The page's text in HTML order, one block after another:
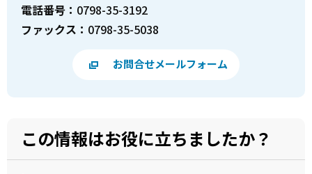
電話番号： 0798-35-3192
ファックス： 0798-35-5038
お問合せメールフォーム
この情報はお役に立ちましたか？